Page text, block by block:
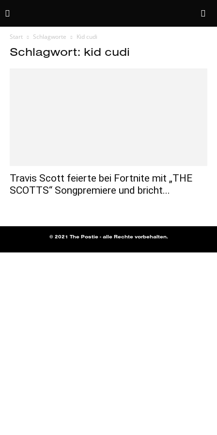
Start Schlagworte Kid cudi
Schlagwort: kid cudi
Travis Scott feierte bei Fortnite mit „THE
SCOTTS“ Songpremiere und bricht...
© 2021 The Postie - alle Rechte vorbehalten.